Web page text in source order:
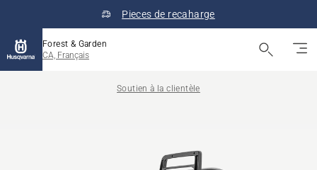
Pieces de recaharge
Forest & Garden
CA, Français
Soutien à la clientèle